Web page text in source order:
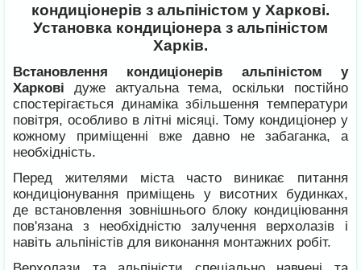
кондиціонерів з альпіністом у Харкові.
Установка кондиціонера з альпіністом
Харків.
Встановлення кондиціонерів альпіністом у
Харкові дуже актуальна тема, оскільки постійно
спостерігається динаміка збільшення температури
повітря, особливо в літні місяці. Тому кондиціонер у
кожному приміщенні вже давно не забаганка, а
необхідність.
Перед жителями міста часто виникає питання
кондиціонування приміщень у висотних будинках,
де встановлення зовнішнього блоку кондиціювання
пов'язана з необхідністю залучення верхолазів і
навіть альпіністів для виконання монтажних робіт.